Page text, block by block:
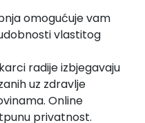
omogućuje vam
vlastitog
radije izbjegavaju
uz zdravlje
Online
privatnost.